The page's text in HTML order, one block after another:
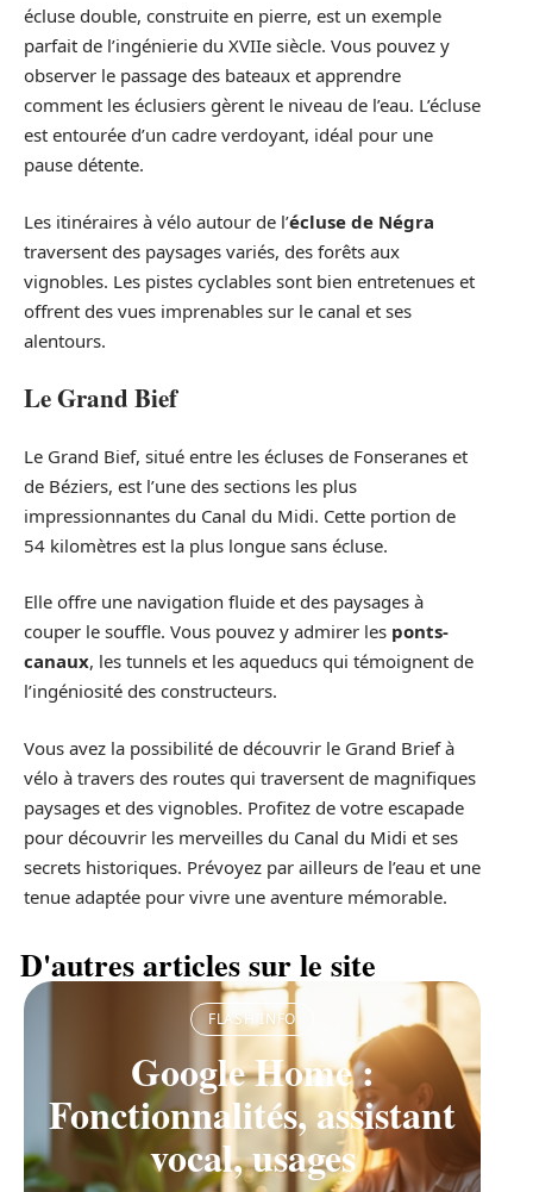
écluse double, construite en pierre, est un exemple
parfait de l’ingénierie du XVIIe siècle. Vous pouvez y
observer le passage des bateaux et apprendre
comment les éclusiers gèrent le niveau de l’eau. L’écluse
est entourée d’un cadre verdoyant, idéal pour une
pause détente.
Les itinéraires à vélo autour de l’écluse de Négra
traversent des paysages variés, des forêts aux
vignobles. Les pistes cyclables sont bien entretenues et
offrent des vues imprenables sur le canal et ses
alentours.
Le Grand Bief
Le Grand Bief, situé entre les écluses de Fonseranes et
de Béziers, est l’une des sections les plus
impressionnantes du Canal du Midi. Cette portion de
54 kilomètres est la plus longue sans écluse.
Elle offre une navigation fluide et des paysages à
couper le souffle. Vous pouvez y admirer les ponts-
canaux, les tunnels et les aqueducs qui témoignent de
l’ingéniosité des constructeurs.
Vous avez la possibilité de découvrir le Grand Brief à
vélo à travers des routes qui traversent de magnifiques
paysages et des vignobles. Profitez de votre escapade
pour découvrir les merveilles du Canal du Midi et ses
secrets historiques. Prévoyez par ailleurs de l’eau et une
tenue adaptée pour vivre une aventure mémorable.
D'autres articles sur le site
FLASH INFO
Google Home :
Fonctionnalités, assistant
vocal, usages